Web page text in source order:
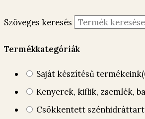
Szöveges keresés
Termékkategóriák
Saját készítésű termékeink
Kenyerek, kiflik, zsemlék,
Csökkentett